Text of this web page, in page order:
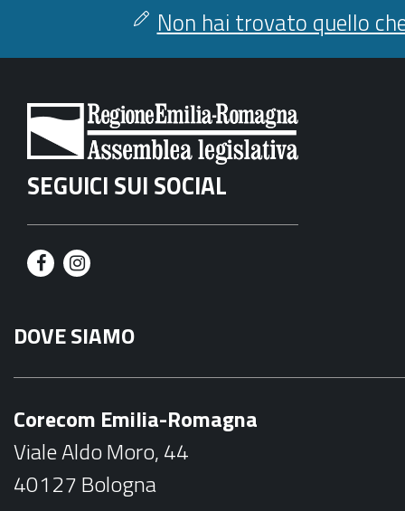
Non hai trovato quello
SEGUICI SUI SOCIAL
F
c
e
k
I
s
t
a
DOVE SIAMO
Corecom Emilia-Romagna
Viale Aldo Moro, 44
40127 Bologna